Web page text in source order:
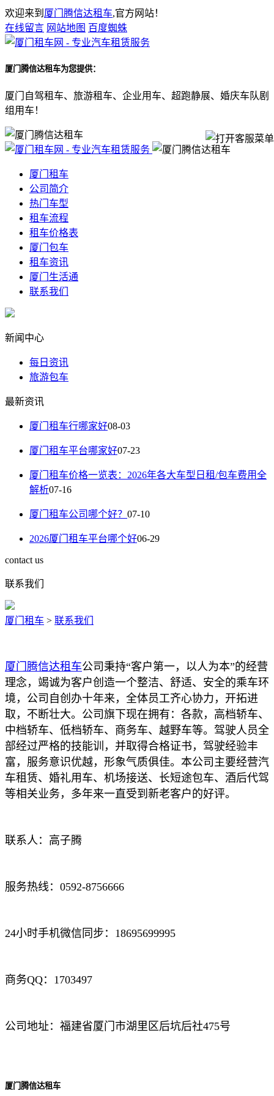
欢迎来到 厦门腾信达租车,官方网站！
在线留言 网站地图 百度蜘蛛
厦门腾信达租车为您提供：
厦门自驾租车、旅游租车、企业用车、超跑静展、婚庆车队剧
组用车！
厦门租车
公司简介
热门车型
租车流程
租车价格表
厦门包车
租车资讯
厦门生活通
联系我们
新闻中心
每日资讯
旅游包车
最新资讯
厦门租车行哪家好08-03
厦门租车平台哪家好07-23
厦门租车价格一览表：2026年各大车型日租/包车费用全
解析07-16
厦门租车公司哪个好？ 07-10
2026厦门租车平台哪个好06-29
contact us
联系我们
厦门租车 > 联系我们
厦门腾信达租车公司秉持“客户第一，以人为本”的经营
理念，竭诚为客户创造一个整洁、舒适、安全的乘车环
境，公司自创办十年来，全体员工齐心协力，开拓进
取，不断壮大。公司旗下现在拥有：各款，高档轿车、
中档轿车、低档轿车、商务车、越野车等。驾驶人员全
部经过严格的技能训，并取得合格证书，驾驶经验丰
富，服务意识优越，形象气质俱佳。本公司主要经营汽
车租赁、婚礼用车、机场接送、长短途包车、酒后代驾
等相关业务，多年来一直受到新老客户的好评。
联系人：高子腾
服务热线：0592-8756666
24小时手机微信同步：18695699995
商务QQ：1703497
公司地址：福建省厦门市湖里区后坑后社475号
厦门腾信达租车